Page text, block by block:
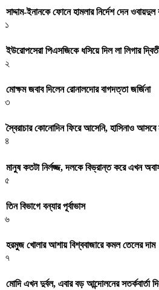
সাদ্দাম-ইনানকে ফোনে হামলার নির্দেশ দেন ওবায়দুল
১
ইউরোপসেরা পিএসজিকে ধসিয়ে দিল লা লিগার
২
মোক্ষম জবাব দিলেন রোনালদোর বাগদত্তা জর্জিনা
৩
স্বৈরাচার কোনোদিন ফিরে আসেনি, হাসিনাও
৪
মানুষ কতটা নির্লজ্জ, দলকে বিভ্রান্ত করে এখন
৫
তিন বিভাগে বন্যার পূর্বাভাস
৬
হরমুজ খোলার আশায় বিশ্ববাজারে কমল তেলের দাম
৭
মোদি এখন দুর্বল, এবার বড় আন্দোলনের সতর্কবার্তা